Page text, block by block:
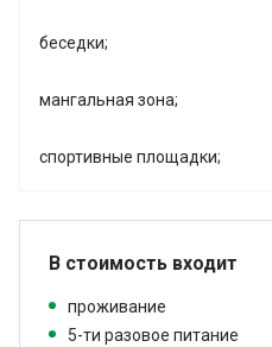
беседки;
мангальная зона;
спортивные площадки;
В стоимость входит
проживание
5-ти разовое питание